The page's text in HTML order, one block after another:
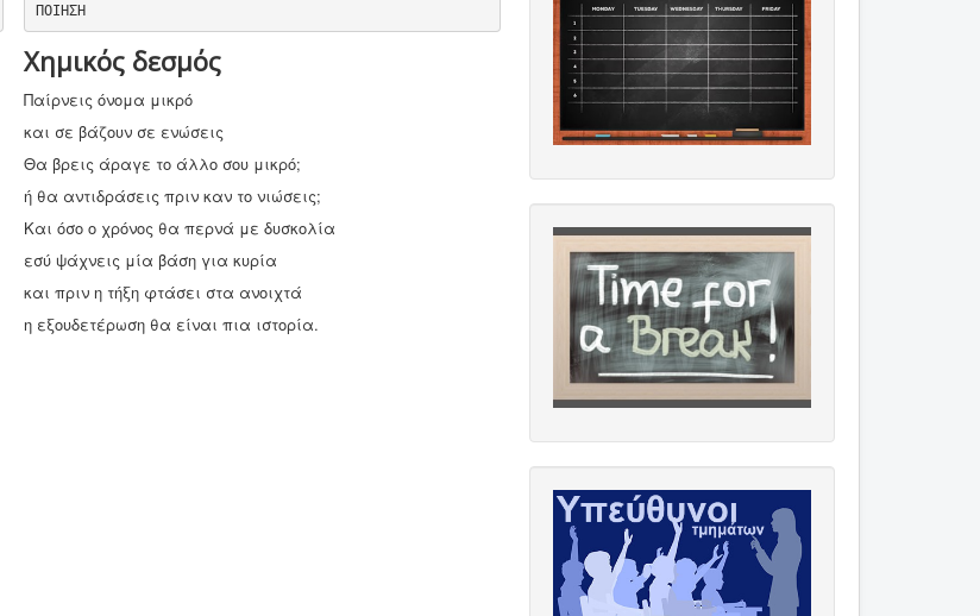
ΠΟΙΗΣΗ
Χημικός δεσμός
Παίρνεις όνομα μικρό
και σε βάζουν σε ενώσεις
Θα βρεις άραγε το άλλο σου μικρό;
ή θα αντιδράσεις πριν καν το νιώσεις;
Και όσο ο χρόνος θα περνά με δυσκολία
εσύ ψάχνεις μία βάση για κυρία
και πριν η τήξη φτάσει στα ανοιχτά
η εξουδετέρωση θα είναι πια ιστορία.